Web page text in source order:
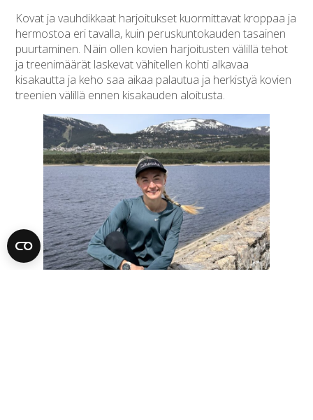
Kovat ja vauhdikkaat harjoitukset kuormittavat kroppaa ja
hermostoa eri tavalla, kuin peruskuntokauden tasainen
puurtaminen. Näin ollen kovien harjoitusten välillä tehot
ja treenimäärät laskevat vähitellen kohti alkavaa
kisakautta ja keho saa aikaa palautua ja herkistyä kovien
treenien välillä ennen kisakauden aloitusta.